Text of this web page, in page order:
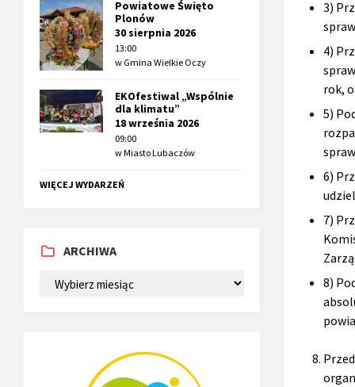
3)
4)
rok,
5)
6)
7)
8)
Powiatowe Święto
Plonów
30 sierpnia 2026
13:00
w Gmina Wielkie Oczy
EKOfestiwal „Wspólnie
dla klimatu”
18 września 2026
09:00
wMiasto Lubaczów
WIĘCEJ WYDARZEŃ
ARCHIWA